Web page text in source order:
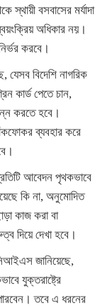
স্থায়ী বসবাসের মর্যাদা
অধিকার নয়।
করবে।
যেসব বিদেশি নাগরিক
কার্ড পেতে চান,
করতে হবে।
ব্যবহার করে
আবেদন পৃথকভাবে
কি না, অনুমোদিত
কাজ করা বা
দিয়ে দেখা হবে।
জানিয়েছে,
যুক্তরাষ্ট্রে
তবে এ ধরনের